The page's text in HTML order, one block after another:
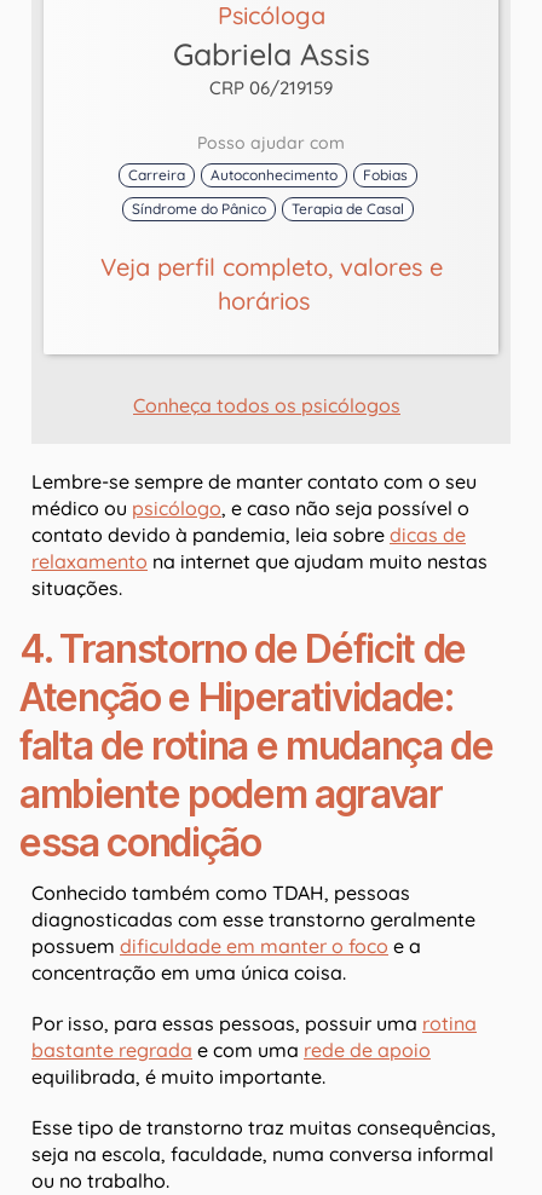
Psicóloga
Gabriela Assis
CRP 06/219159
Posso ajudar com
Carreira Autoconhecimento
Fobias
Síndrome do Pânico
Terapia de Casal
Veja perfil completo, valores e
horários
Conheça todos os psicólogos
Lembre-se sempre de manter contato com o seu
médico ou psicólogo, e caso não seja possível o
contato devido à pandemia, leia sobre dicas de
relaxamento na internet que ajudam muito nestas
situações.
4. Transtorno de Déficit de
Atenção e Hiperatividade:
falta de rotina e mudança de
ambiente podem agravar
essa condição
Conhecido também como TDAH, pessoas
diagnosticadas com esse transtorno geralmente
possuem dificuldade em manter o foco e a
concentração em uma única coisa.
Por isso, para essas pessoas, possuir uma rotina
bastante regrada e com uma rede de apoio
equilibrada, é muito importante.
Esse tipo de transtorno traz muitas consequências,
seja na escola, faculdade, numa conversa informal
ou no trabalho.